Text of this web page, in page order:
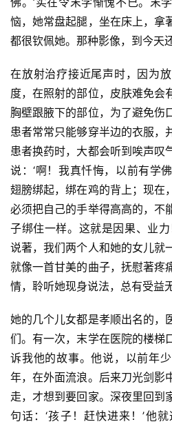
恼，她常盘起腿，坐在床上，拿
都很钦佩她。那种影像，到今天
在放射治疗接近尾声时，因为
度，在照射的部位，皮肤难免会
胸壁跟腋下的部位，为了避免伤
患者常常只能够穿半边的衣服，
患者换药时，大都会听到唉声叹
说：‘啊！我真忏悔，以前有学
翅膀绑起，绑在鸡的背上；现在
必须把自己的手举得高高的，不
子绑住一样。这就是因果、业
说著，我们两个人和她的女儿就
就像一首甘美的曲子，抚慰著疼
情，聆听她现身说法，总有受益
她的几个儿女都是孝顺出名的，
们。有一次，末学在医院的楼梯
诉我他的故事。他说，以前年
年，在外面流浪。后来刀光剑影
走，才想到要回家。深夜里回到
句话：‘孩子！赶快进来！’他